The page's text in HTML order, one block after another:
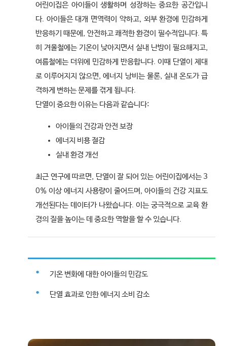
어린이집은 아이들이 생활하며 성장하는 중요한 공간입니
다. 아이들은 대개 면역력이 약하고, 외부 환경에 민감하게
반응하기 때문에, 안전하고 쾌적한 환경이 필수적입니다. 특
히 겨울철에는 기온이 낮아지면서 실내 난방이 필요해지고,
여름철에는 더위에 민감하게 반응합니다. 이때 단열이 제대
로 이루어지지 않으면, 에너지 낭비는 물론, 실내 온도가 급
격하게 변하는 문제를 겪게 됩니다.
단열이 중요한 이유는 다음과 같습니다:
아이들의 건강과 안전 보장
에너지 비용 절감
실내 환경 개선
최근 연구에 따르면, 단열이 잘 되어 있는 어린이집에서는 3
0% 이상 에너지 사용량이 줄어드며, 아이들의 건강 지표도
개선된다는 데이터가 나왔습니다. 이는 궁극적으로 교육 환
경의 질을 높이는 데 중요한 역할을 할 수 있습니다.
기온 변화에 대한 아이들의 민감도
단열 효과로 인한 에너지 소비 감소